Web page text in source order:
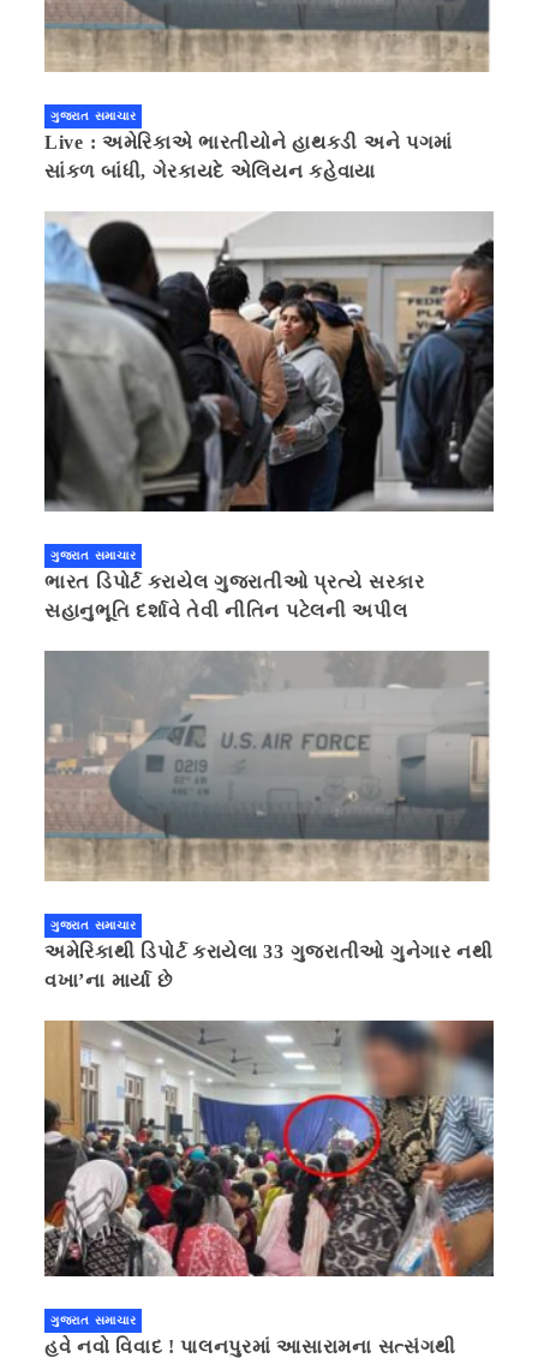
ગુજરાત સમાચાર
Live : અમેરિકાએ ભારતીયોને હાથકડી અને પગમાં
સાંકળ બાંધી, ગેરકાયદે એલિયન કહેવાયા
ગુજરાત સમાચાર
ભારત ડિપોર્ટ કરાયેલ ગુજરાતીઓ પ્રત્યે સરકાર
સહાનુભૂતિ દર્શાવે તેવી નીતિન પટેલની અપીલ
ગુજરાત સમાચાર
અમેરિકાથી ડિપોર્ટ કરાયેલા 33 ગુજરાતીઓ ગુનેગાર નથી
વખા’ના માર્યા છે
ગુજરાત સમાચાર
હવે નવો વિવાદ ! પાલનપુરમાં આસારામના સત્સંગથી